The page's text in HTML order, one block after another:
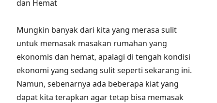
dan Hemat
Mungkin banyak dari kita yang merasa sulit
untuk memasak masakan rumahan yang
ekonomis dan hemat, apalagi di tengah kondisi
ekonomi yang sedang sulit seperti sekarang ini.
Namun, sebenarnya ada beberapa kiat yang
dapat kita terapkan agar tetap bisa memasak